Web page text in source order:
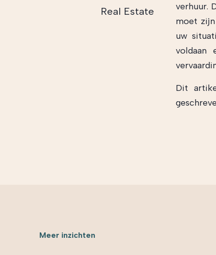
verhuur.
moet
uw
voldaan
Dit
Real Estate
Meer inzichten